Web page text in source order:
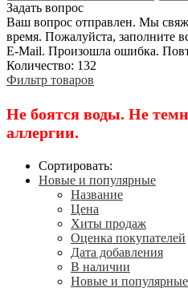
Задать вопрос
Ваш вопрос отправлен. Мы
время. Пожалуйста, заполните
E-Mail. Произошла ошибка.
Количество: 132
Фильтр товаров
Не боятся воды. Не
аллергии.
Сортировать:
Новые и популярные
Название
Цена
Хиты продаж
Оценка покупателей
Дата добавления
В наличии
Новые и популярные